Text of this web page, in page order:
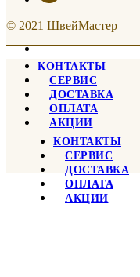
© 2021 ШвейМастер
КОНТАКТЫ
СЕРВИС
ДОСТАВКА
ОПЛАТА
АКЦИИ
КОНТАКТЫ
СЕРВИС
ДОСТАВКА
ОПЛАТА
АКЦИИ